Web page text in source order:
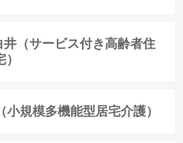
（サービス付き高齢者住
）
規模多機能型居宅介護）